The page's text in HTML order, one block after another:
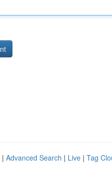
| Advanced Search | Live | Tag